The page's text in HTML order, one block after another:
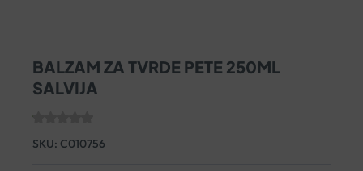
BALZAM ZA TVRDE PETE 250ML
SALVIJA
SKU: C010756